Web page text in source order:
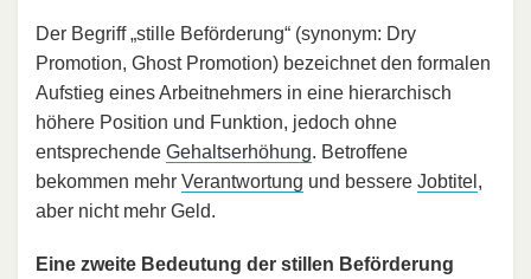
Der Begriff „stille Beförderung“ (synonym: Dry
Promotion, Ghost Promotion) bezeichnet den formalen
Aufstieg eines Arbeitnehmers in eine hierarchisch
höhere Position und Funktion, jedoch ohne
entsprechende Gehaltserhöhung. Betroffene
bekommen mehr Verantwortung und bessere Jobtitel ,
aber nicht mehr Geld.
Eine zweite Bedeutung der stillen Beförderung